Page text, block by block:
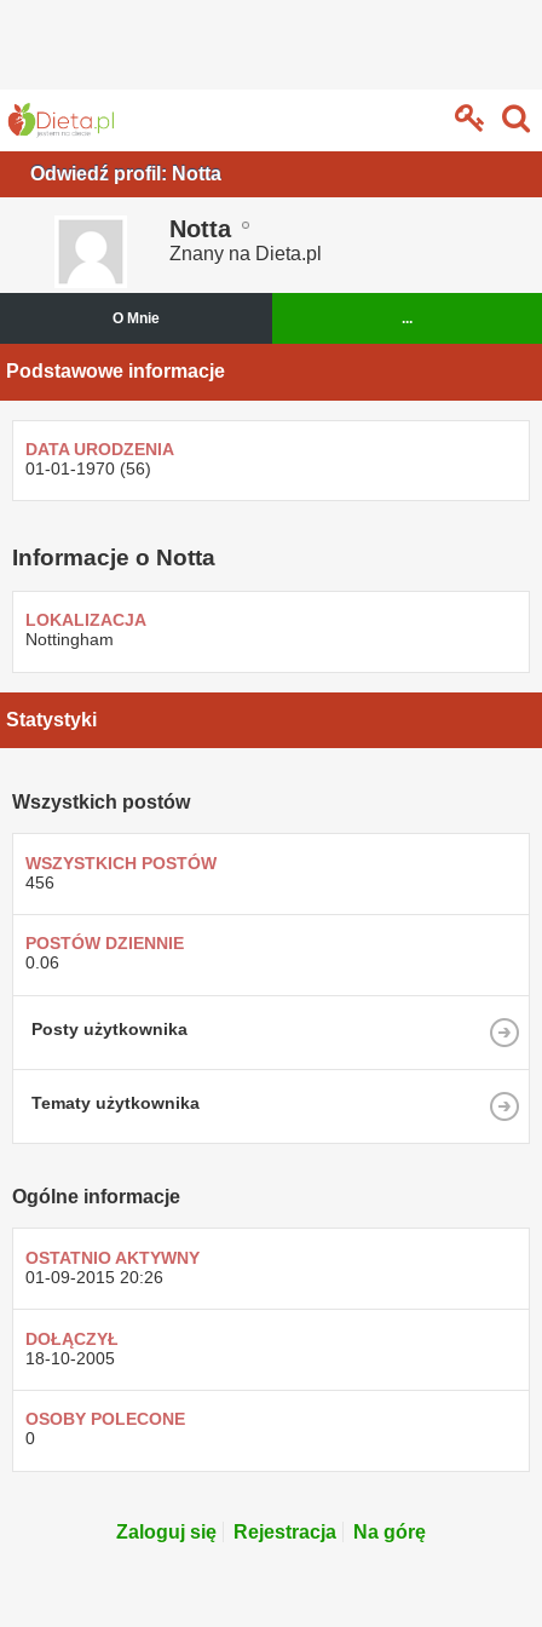
Odwiedź profil: Notta
Notta
Znany na Dieta.pl
O Mnie ...
Podstawowe informacje
DATA URODZENIA
01-01-1970 (56)
Informacje o Notta
LOKALIZACJA
Nottingham
Statystyki
Wszystkich postów
WSZYSTKICH POSTÓW
456
POSTÓW DZIENNIE
0.06
Posty użytkownika
Tematy użytkownika
Ogólne informacje
OSTATNIO AKTYWNY
01-09-2015 20:26
DOŁĄCZYŁ
18-10-2005
OSOBY POLECONE
0
Zaloguj się Rejestracja Na górę